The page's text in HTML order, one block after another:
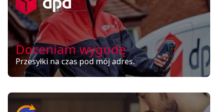
Doceniam wygodę
Przesyłki na czas pod mój adres.